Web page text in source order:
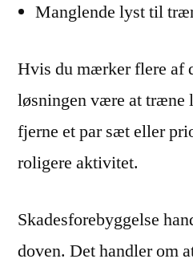
Manglende lyst til
Hvis du mærker flere af
løsningen være at træne
fjerne et par sæt eller
roligere aktivitet.
Skadesforebyggelse
doven. Det handler om